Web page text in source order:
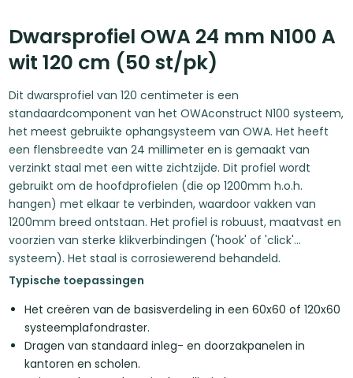
Dwarsprofiel OWA 24 mm N100 A
wit 120 cm (50 st/pk)
Dit dwarsprofiel van 120 centimeter is een
standaardcomponent van het OWAconstruct N100 systeem,
het meest gebruikte ophangsysteem van OWA. Het heeft
een flensbreedte van 24 millimeter en is gemaakt van
verzinkt staal met een witte zichtzijde. Dit profiel wordt
gebruikt om de hoofdprofielen (die op 1200mm h.o.h.
hangen) met elkaar te verbinden, waardoor vakken van
1200mm breed ontstaan. Het profiel is robuust, maatvast en
voorzien van sterke klikverbindingen ('hook' of 'click'
systeem). Het staal is corrosiewerend behandeld.
Typische toepassingen
Het creëren van de basisverdeling in een 60x60 of 120x60
systeemplafondraster.
Dragen van standaard inleg- en doorzakpanelen in
kantoren en scholen.